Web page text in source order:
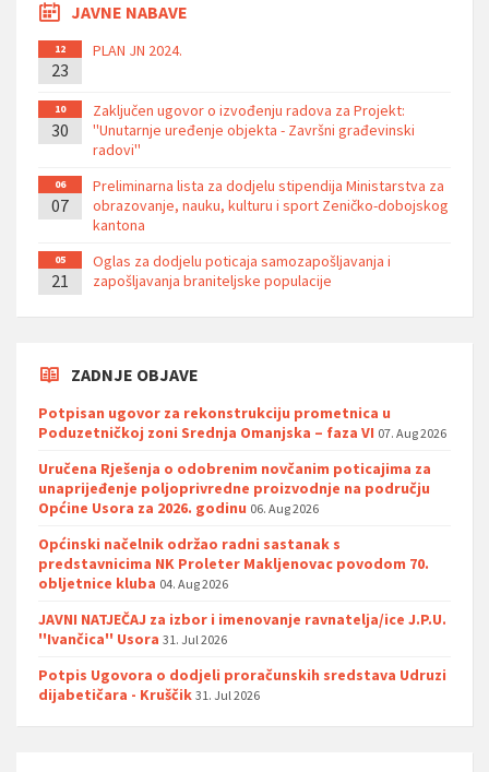
JAVNE NABAVE
12
23
PLAN JN 2024.
10
30
Zaključen ugovor o izvođenju radova za Projekt:
''Unutarnje uređenje objekta - Završni građevinski
radovi''
06
07
Preliminarna lista za dodjelu stipendija Ministarstva za
obrazovanje, nauku, kulturu i sport Zeničko-dobojskog
kantona
05
21
Oglas za dodjelu poticaja samozapošljavanja i
zapošljavanja braniteljske populacije
ZADNJE OBJAVE
Potpisan ugovor za rekonstrukciju prometnica u
Poduzetničkoj zoni Srednja Omanjska – faza VI 07. Aug 2026
Uručena Rješenja o odobrenim novčanim poticajima za
unaprijeđenje poljoprivredne proizvodnje na području
Općine Usora za 2026. godinu 06. Aug 2026
Općinski načelnik održao radni sastanak s
predstavnicima NK Proleter Makljenovac povodom 70.
obljetnice kluba 04. Aug 2026
JAVNI NATJEČAJ za izbor i imenovanje ravnatelja/ice J.P.U.
''Ivančica'' Usora 31. Jul 2026
Potpis Ugovora o dodjeli proračunskih sredstava Udruzi
dijabetičara - Kruščik 31. Jul 2026